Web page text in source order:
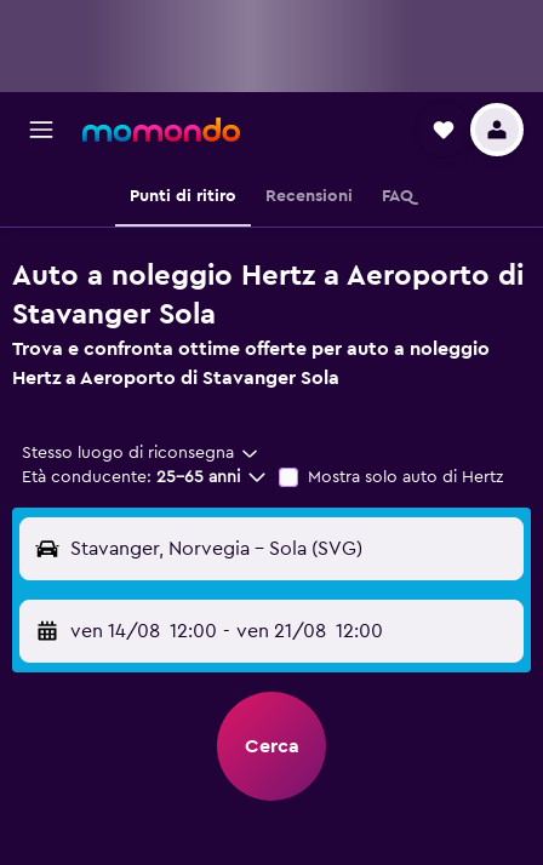
Punti di ritiro Recensioni FAQ
Auto a noleggio Hertz a Aeroporto di
Stavanger Sola
Trova e confronta ottime offerte per auto a noleggio
Hertz a Aeroporto di Stavanger Sola
Stesso luogo di riconsegna
Età conducente: 25-65 anni Mostra solo auto di Hertz
Stavanger, Norvegia - Sola (SVG)
ven 14/08 12:00 - ven 21/08 12:00
Cerca